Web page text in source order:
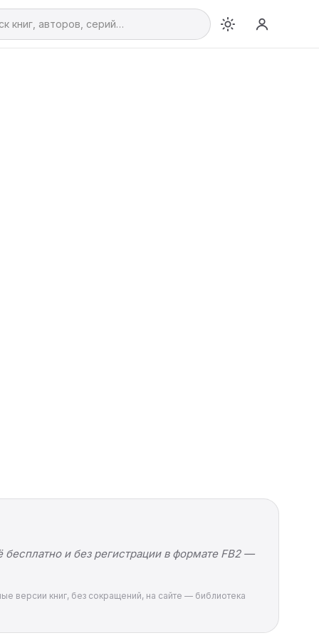
и без регистрации в формате FB2 —
версии книг, без сокращений, на сайте — библиотека